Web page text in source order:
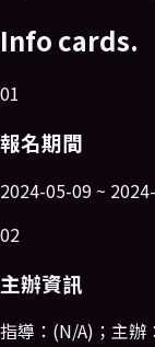
Info cards.
01
報名期間
2024-05-09 ~
02
主辦資訊
指導：(N/A)；主辦